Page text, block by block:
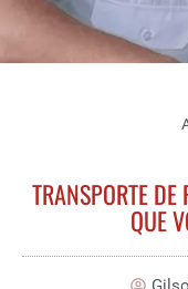
TRANSPORTE
QUE